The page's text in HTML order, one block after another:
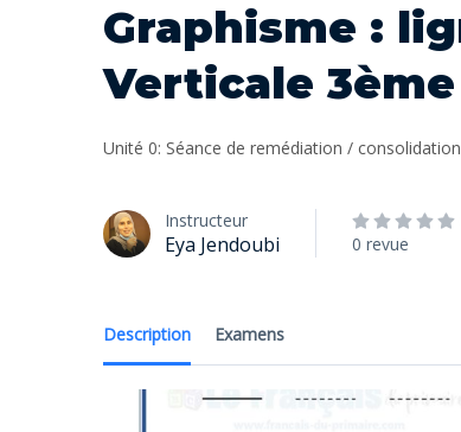
Graphisme :
Verticale
Unité 0: Séance de remédiation /
Instructeur
Eya Jendoubi 0 revue
Description Examens